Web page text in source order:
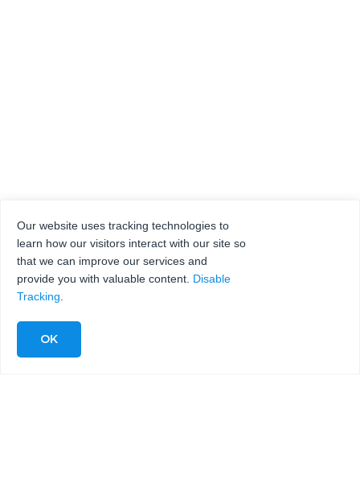
Our website uses tracking technologies to
learn how our visitors interact with our site so
that we can improve our services and
provide you with valuable content. Disable
Tracking